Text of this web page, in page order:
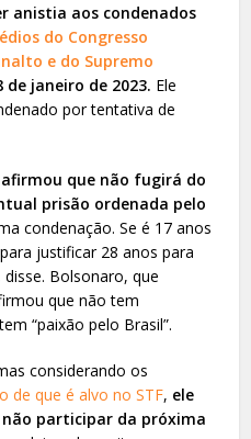
anistia aos condenados
do Congresso
e do Supremo
de janeiro de 2023. Ele
por tentativa de
que não fugirá do
prisão ordenada pelo
condenação. Se é 17 anos
justificar 28 anos para
Bolsonaro, que
que não tem
“paixão pelo Brasil”.
considerando os
de que é alvo no STF, ele
participar da próxima